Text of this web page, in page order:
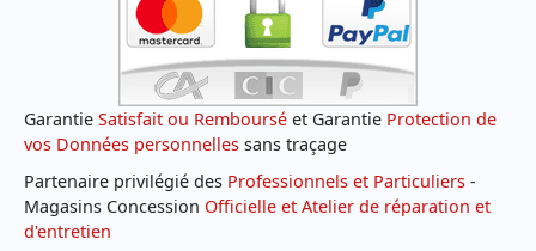
Garantie Satisfait ou Remboursé et Garantie Protection de
vos Données personnelles sans traçage
Partenaire privilégié des Professionnels et Particuliers -
Magasins Concession Officielle et Atelier de réparation et
d'entretien